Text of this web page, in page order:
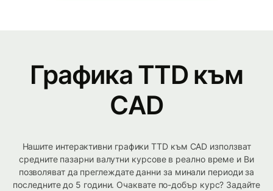
Графика TTD към
CAD
Нашите интерактивни графики TTD към CAD използват
средните пазарни валутни курсове в реално време и Ви
позволяват да преглеждате данни за минали периоди за
последните до 5 години. Очаквате по-добър курс? Задайте